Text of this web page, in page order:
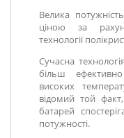
Велика
ціною за
технології
Сучасна
більш
високих
відомий той
батарей
потужності.